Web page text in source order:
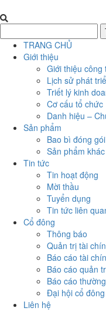
TRANG CHỦ
Giới thiệu
Giới thiệu công
Lịch sử phát
Triết lý kinh
Cơ cấu tổ chức
Danh hiệu –
Sản phẩm
Bao bì đóng gói
Sản phẩm khác
Tin tức
Tin hoạt động
Mời thầu
Tuyển dụng
Tin tức liên
Cổ đông
Thông báo
Quản trị tài
Báo cáo tài
Báo cáo quản
Báo cáo
Đại hội cổ đông
Liên hệ